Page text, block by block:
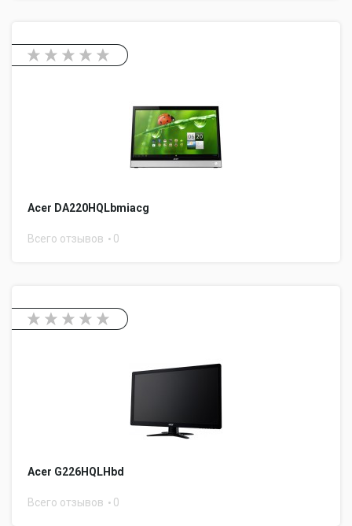
Acer DA220HQLbmiacg
Всего отзывов 0
Acer G226HQLHbd
Всего отзывов 0